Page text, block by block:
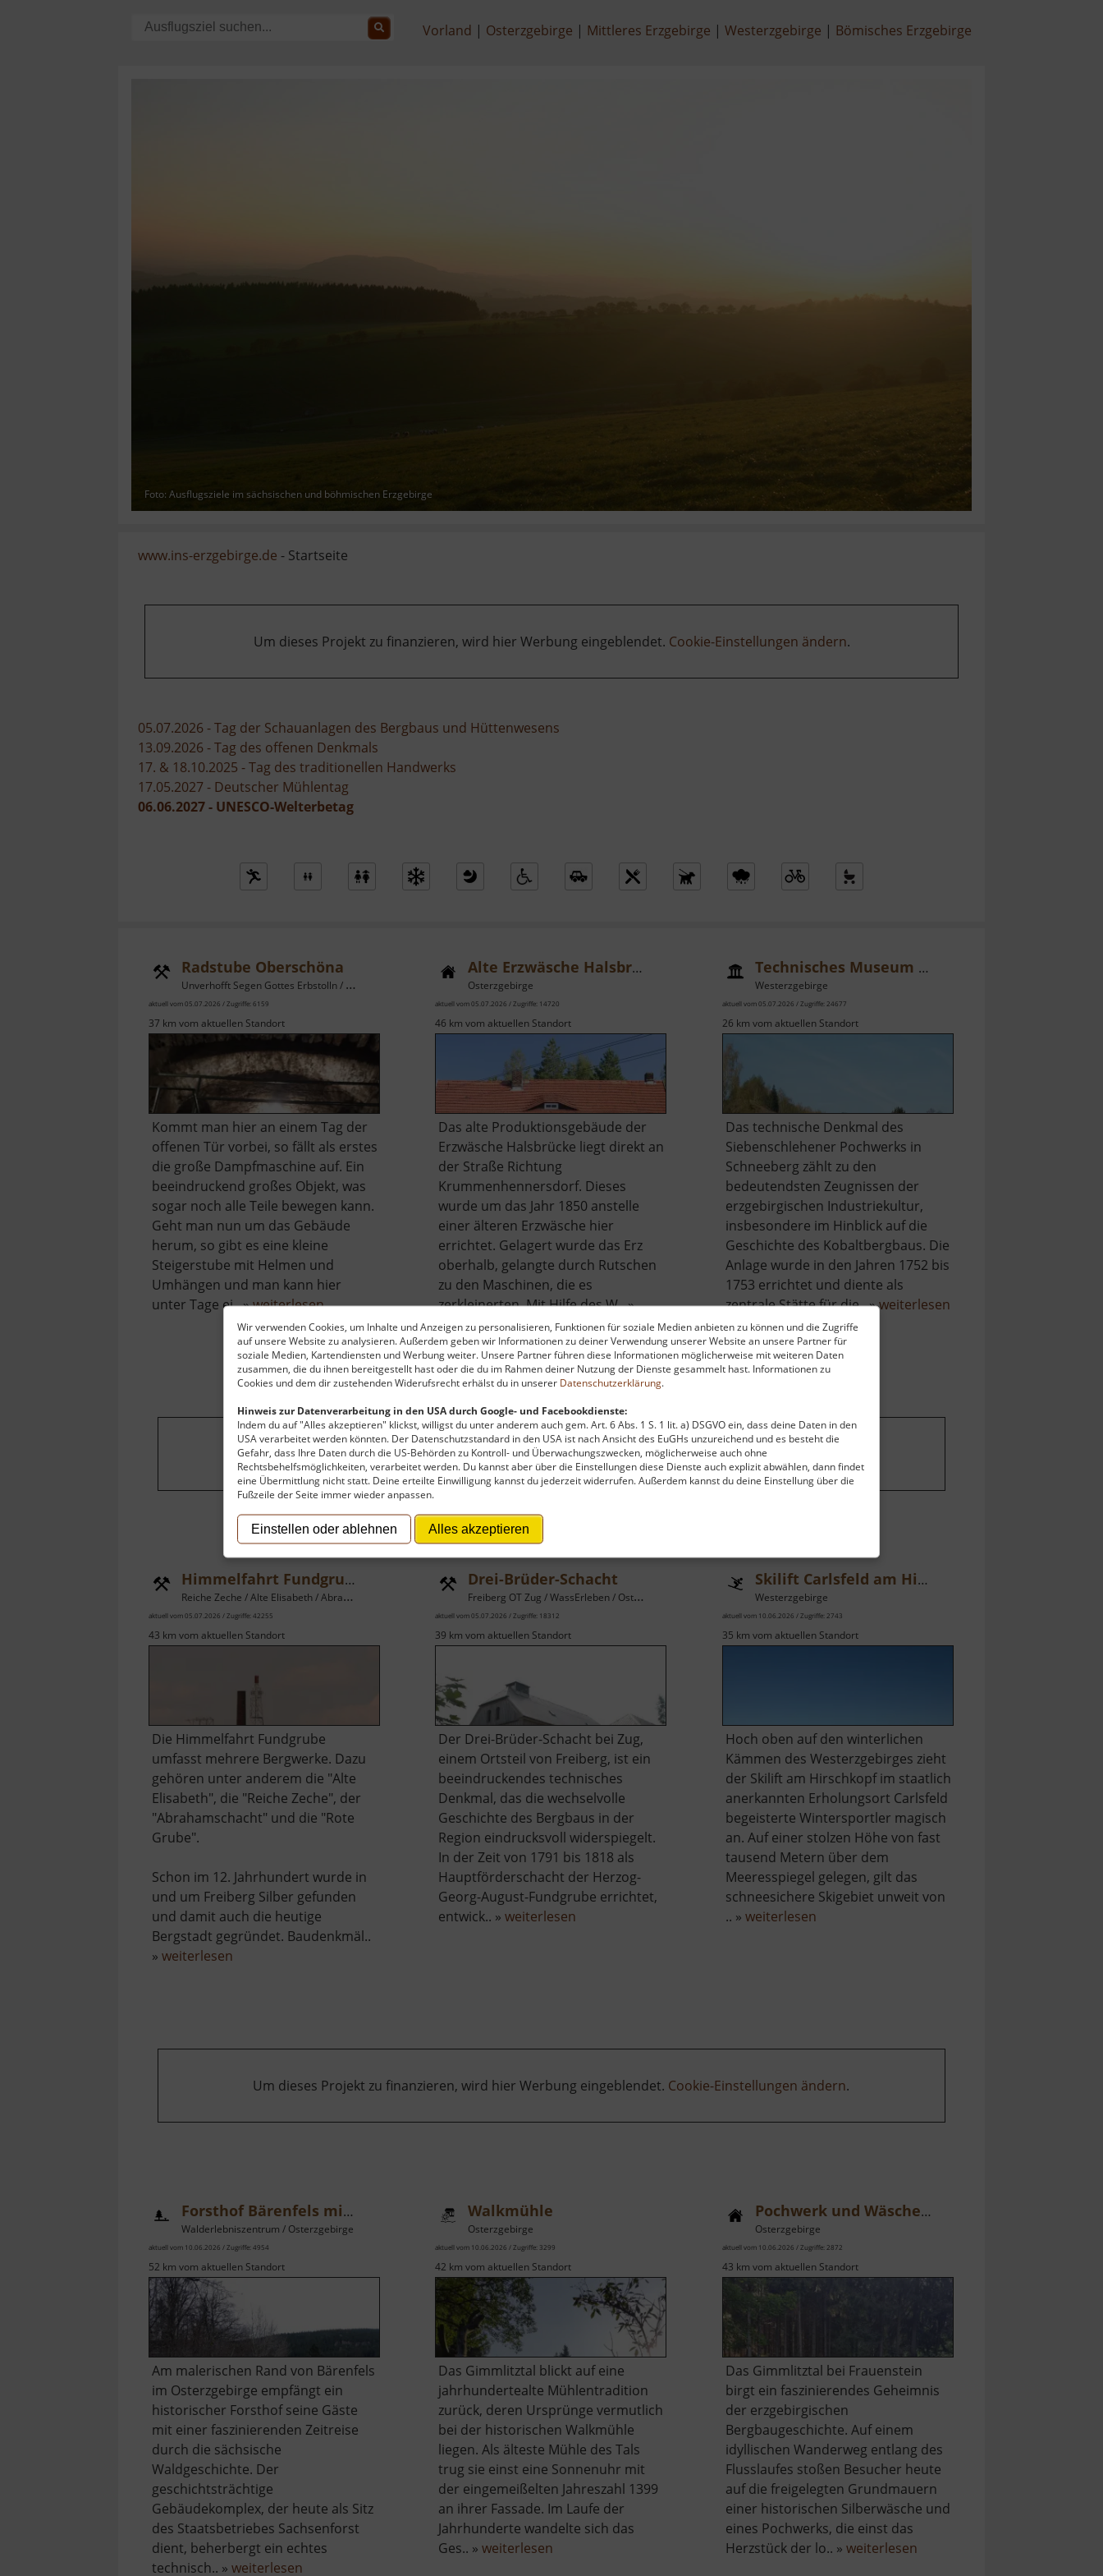
Wir verwenden Cookies, um Inhalte und Anzeigen zu personalisieren, Funktionen für soziale Medien anbieten zu können und die Zugriffe
auf unsere Website zu analysieren. Außerdem geben wir Informationen zu deiner Verwendung unserer Website an unsere Partner für
soziale Medien, Kartendiensten und Werbung weiter. Unsere Partner führen diese Informationen möglicherweise mit weiteren Daten
zusammen, die du ihnen bereitgestellt hast oder die du im Rahmen deiner Nutzung der Dienste gesammelt hast. Informationen zu
Cookies und dem dir zustehenden Widerufsrecht erhälst du in unserer Datenschutzerklärung.
Hinweis zur Datenverarbeitung in den USA durch Google- und Facebookdienste:
Indem du auf "Alles akzeptieren" klickst, willigst du unter anderem auch gem. Art. 6 Abs. 1 S. 1 lit. a) DSGVO ein, dass deine Daten in den
USA verarbeitet werden könnten. Der Datenschutzstandard in den USA ist nach Ansicht des EuGHs unzureichend und es besteht die
Gefahr, dass Ihre Daten durch die US-Behörden zu Kontroll- und Überwachungszwecken, möglicherweise auch ohne
Rechtsbehelfsmöglichkeiten, verarbeitet werden. Du kannst aber über die Einstellungen diese Dienste auch explizit abwählen, dann findet
eine Übermittlung nicht statt. Deine erteilte Einwilligung kannst du jederzeit widerrufen. Außerdem kannst du deine Einstellung über die
Fußzeile der Seite immer wieder anpassen.
Einstellen oder ablehnen Alles akzeptieren
Vorland Osterzgebirge Mittleres Erzgebirge Westerzgebirge Bömisches Erzgebirge
Foto: Ausflugsziele im sächsischen und böhmischen Erzgebirge
www.ins-erzgebirge.de - Startseite
Um dieses Projekt zu finanzieren, wird hier Werbung eingeblendet. Cookie-Einstellungen ändern.
05.07.2026 - Tag der Schauanlagen des Bergbaus und Hüttenwesens
13.09.2026 - Tag des offenen Denkmals
17. & 18.10.2025 - Tag des traditionellen Handwerks
17.05.2027 - Deutscher Mühlentag
06.06.2027 - UNESCO-Welterbetag
Radstube Oberschöna
Unverhofft Segen Gottes Erbstolln / Osterzgebirge
aktuell vom 05.07.2026 / Zugriffe: 6159
37 km vom aktuellen Standort
Kommt man hier an einem Tag der
offenen Tür vorbei, so fällt als erstes
die große Dampfmaschine auf. Ein
beeindruckend großes Objekt, was
sogar noch alle Teile bewegen kann.
Geht man nun um das Gebäude
herum, so gibt es eine kleine
Steigerstube mit Helmen und
Umhängen und man kann hier
unter Tage ei.. »weiterlesenüber
Radstube
Oberschöna
Alte Erzwäsche Halsbrücke
Osterzgebirge
aktuell vom 05.07.2026 / Zugriffe: 14720
46 km vom aktuellen Standort
Das alte Produktionsgebäude der
Erzwäsche Halsbrücke liegt direkt an
der Straße Richtung
Krummenhennersdorf. Dieses
wurde um das Jahr 1850 anstelle
einer älteren Erzwäsche hier
errichtet. Gelagert wurde das Erz
oberhalb, gelangte durch Rutschen
zu den Maschinen, die es
zerkleinerten. Mit Hilfe des W.. »
weiterlesenüber
Alte
Erzwäsche
Halsbrücke
Technisches Museum Siebenschlehener Pochwerk
Westerzgebirge
aktuell vom 05.07.2026 / Zugriffe: 24677
26 km vom aktuellen Standort
Das technische Denkmal des
Siebenschlehener Pochwerks in
Schneeberg zählt zu den
bedeutendsten Zeugnissen der
erzgebirgischen Industriekultur,
insbesondere im Hinblick auf die
Geschichte des Kobaltbergbaus. Die
Anlage wurde in den Jahren 1752 bis
1753 errichtet und diente als
zentrale Stätte für die.. »weiterlesenüber
Um dieses Projekt zu finanzieren, wird hier Werbung eingeblendet.Cookie-Einstellungen ändern
Himmelfahrt Fundgrube Freiberg
Reiche Zeche / Alte Elisabeth / Abrahamschacht / Rote Grube / Osterzgebirge
aktuell vom 05.07.2026 / Zugriffe: 42255
43 km vom aktuellen Standort
Die Himmelfahrt Fundgrube
umfasst mehrere Bergwerke. Dazu
gehören unter anderem die "Alte
Elisabeth", die "Reiche Zeche", der
"Abrahamschacht" und die "Rote
Grube".
Schon im 12. Jahrhundert wurde in
und um Freiberg Silber gefunden
und damit auch die heutige
Bergstadt gegründet. Baudenkmäl..
» weiterlesen
Drei-Brüder-Schacht
Freiberg OT Zug / WassErleben / Osterzgebirge
aktuell vom 05.07.2026 / Zugriffe: 18312
39 km vom aktuellen Standort
Der Drei-Brüder-Schacht bei Zug,
einem Ortsteil von Freiberg, ist ein
beeindruckendes technisches
Denkmal, das die wechselvolle
Geschichte des Bergbaus in der
Region eindrucksvoll widerspiegelt.
In der Zeit von 1791 bis 1818 als
Hauptförderschacht der Herzog-
Georg-August-Fundgrube errichtet,
entwick.. »weiterlesen
Skilift Carlsfeld am Hirschkopf
Westerzgebirge
aktuell vom 10.06.2026 / Zugriffe: 2743
35 km vom aktuellen Standort
Hoch oben auf den winterlichen
Kämmen des Westerzgebirges zieht
der Skilift am Hirschkopf im staatlich
anerkannten Erholungsort Carlsfeld
begeisterte Wintersportler magisch
an. Auf einer stolzen Höhe von fast
tausend Metern über dem
Meeresspiegel gelegen, gilt das
schneesichere Skigebiet unweit von
.. » weiterlesenüber
Um dieses Projekt zu finanzieren, wird hier Werbung eingeblendet. Cookie-Einstellungen ändern.
Forsthof Bärenfels mit Arboretum
Walderlebniszentrum / Osterzgebirge
aktuell vom 10.06.2026 / Zugriffe: 4954
52 km vom aktuellen Standort
Am malerischen Rand von Bärenfels
im Osterzgebirge empfängt ein
historischer Forsthof seine Gäste
mit einer faszinierenden Zeitreise
durch die sächsische
Waldgeschichte. Der
geschichtsträchtige
Gebäudekomplex, der heute als Sitz
des Staatsbetriebes Sachsenforst
dient, beherbergt ein echtes
technisch.. » weiterlesen
Walkmühle
Osterzgebirge
aktuell vom 10.06.2026 / Zugriffe: 3299
42 km vom aktuellen Standort
Das Gimmlitztal blickt auf eine
jahrhundertealte Mühlentradition
zurück, deren Ursprünge vermutlich
bei der historischen Walkmühle
liegen. Als älteste Mühle des Tals
trug sie einst eine Sonnenuhr mit
der eingemeißelten Jahreszahl 1399
an ihrer Fassade. Im Laufe der
Jahrhunderte wandelte sich das
Ges.. »weiterlesen
Pochwerk und Wäsche Friedrich August Erbstolln und Friedrich Christoph Erbstolln
Osterzgebirge
aktuell vom 10.06.2026 / Zugriffe: 2872
43 km vom aktuellen Standort
Das Gimmlitztal bei Frauenstein
birgt ein faszinierendes Geheimnis
der erzgebirgischen
Bergbaugeschichte. Auf einem
idyllischen Wanderweg entlang des
Flusslaufes stoßen Besucher heute
auf die freigelegten Grundmauern
einer historischen Silberwäsche und
eines Pochwerks, die einst das
Herzstück der lo.. » weiterlesenüber